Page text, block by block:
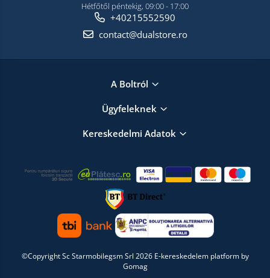
Hétfőtől péntekig, 09:00 - 17:00
+40215552590
contact@dualstore.ro
A Boltról
Ügyfeleknek
Kereskedelmi Adatok
©Copyright Sc Starmobilegsm Srl 2026 E-kereskedelem platform by
Gomag